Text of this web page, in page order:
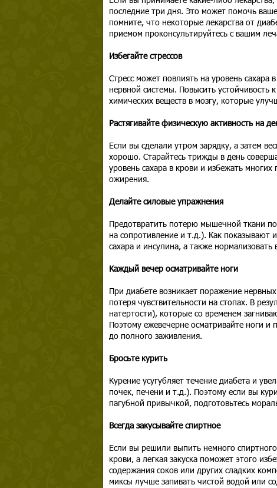
последние три дня. Это может помочь
помните, что некоторые лекарства от
приемом проконсультируйтесь с вашим
Избегайте стрессов
Стресс может повлиять на уровень сахара
нервной системы. Повысить устойчивость
химических веществ в мозгу, которые
Растягивайте физическую активность на
Если вы сделали утром зарядку, а затем
хорошо. Старайтесь трижды в день
уровень сахара в крови и избежать
ожирения.
Делайте силовые упражнения
Предотвратить потерю мышечной ткани
на сопротивление и т.д.). Как показывают
сахара и инсулина, а также нормализовать
Каждый вечер осматривайте ноги
При диабете возникает поражение
потеря чувствительности на стопах. В
натертости), которые со временем
Поэтому ежевечерне осматривайте ноги
до полного заживления.
Бросьте курить
Курение усугубляет течение диабета и
почек, печени и т.д.). Поэтому если вы
пагубной привычкой, подготовьтесь
Всегда закусывайте спиртное
Если вы решили выпить немного
крови, а легкая закуска поможет этого
содержания соков или других сладких
миксы лучше запивать чистой водой или